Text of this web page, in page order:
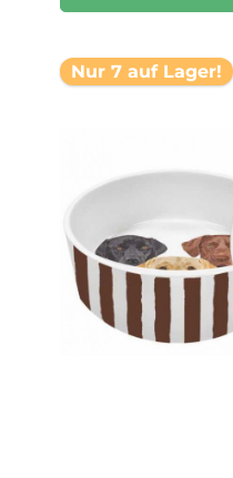
Nur 7 auf Lager!